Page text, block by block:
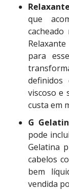
que
para
viscoso e
custa em
G
pode
Gelatina
cabelos
bem
vendida